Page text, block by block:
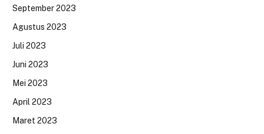
September 2023
Agustus 2023
Juli 2023
Juni 2023
Mei 2023
April 2023
Maret 2023